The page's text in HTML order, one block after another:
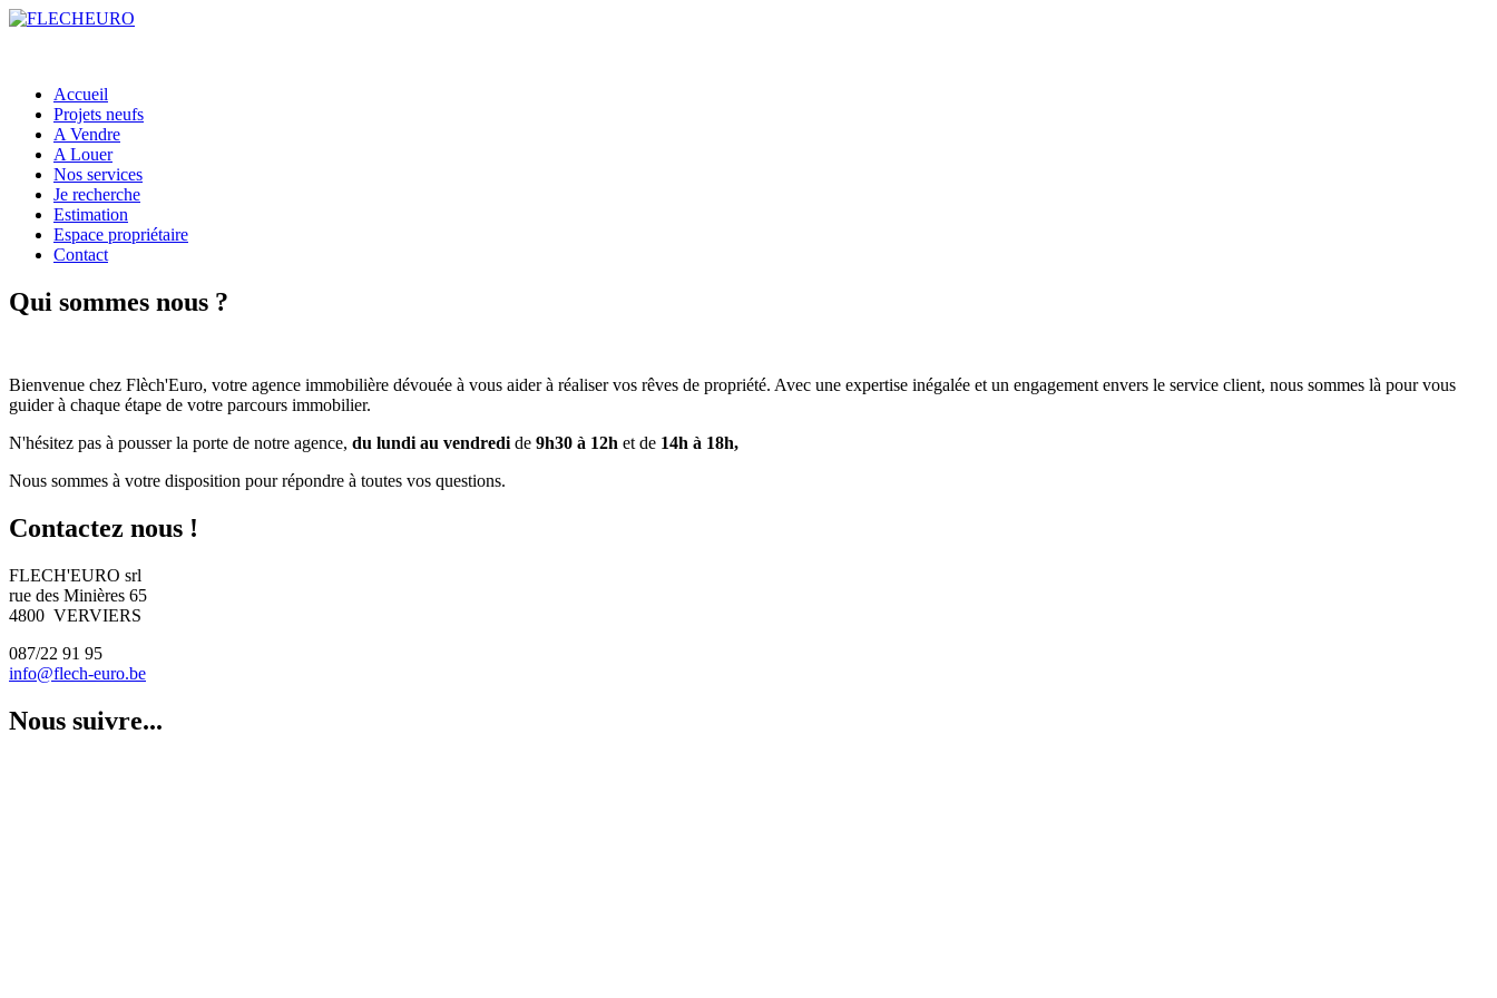
Accueil
Projets neufs
A Vendre
A Louer
Nos services
Je recherche
Estimation
Espace propriétaire
Contact
Qui sommes nous ?
Bienvenue chez Flèch'Euro, votre agence immobilière dévouée à vous aider à réaliser vos rêves de propriété. Avec une expertise inégalée et un engagement envers le service client, nous sommes là pour vous
guider à chaque étape de votre parcours immobilier.
N'hésitez pas à pousser la porte de notre agence, du lundi au vendredi de 9h30 à 12h et de 14h à 18h,
Nous sommes à votre disposition pour répondre à toutes vos questions.
Contactez nous !
FLECH'EURO srl
rue des Minières 65
4800 VERVIERS
087/22 91 95
info@flech-euro.be
Nous suivre...